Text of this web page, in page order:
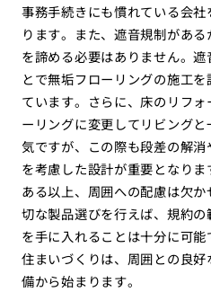
事務手続きにも慣れている会
ります。また、遮音規制があ
を諦める必要はありません。
とで無垢フローリングの施工
ています。さらに、床のリフ
ーリングに変更してリビング
気ですが、この際も段差の解
を考慮した設計が重要となり
ある以上、周囲への配慮は欠
切な製品選びを行えば、規約
を手に入れることは十分に可
住まいづくりは、周囲との良
備から始まります。